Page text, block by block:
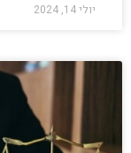
יולי 14, 2024